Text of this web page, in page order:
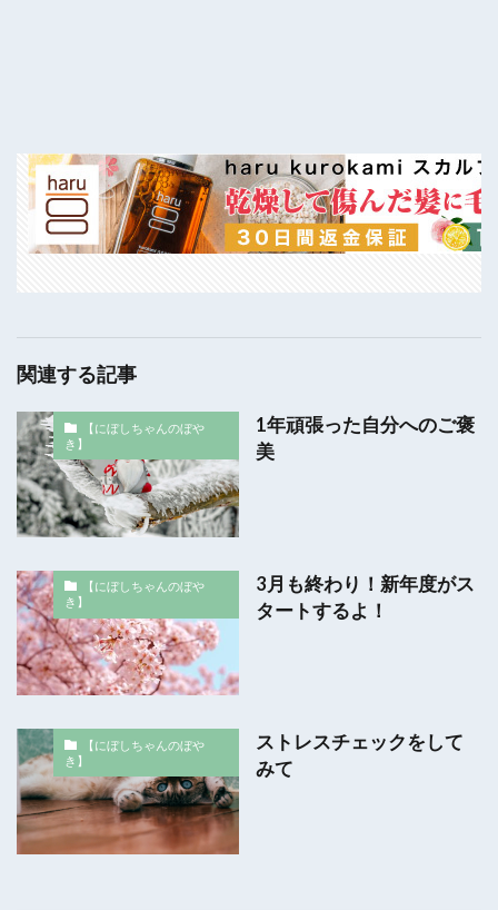
関連する記事
【にぼしちゃんのぼや
き】
1年頑張った自分へのご褒
美
【にぼしちゃんのぼや
き】
3月も終わり！新年度がス
タートするよ！
【にぼしちゃんのぼや
き】
ストレスチェックをして
みて